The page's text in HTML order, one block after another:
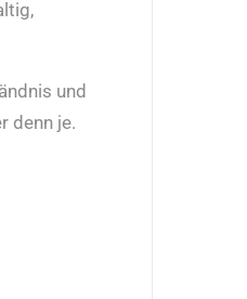
und
denn je.